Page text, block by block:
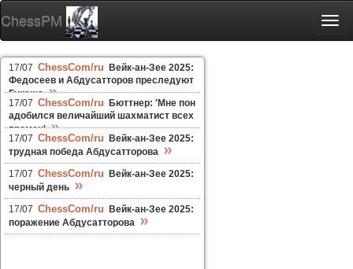
ChessPM
17/07 ChessCom/ru
Вейк-ан-Зее 2025:
Федосеев и Абдусатторов преследуют
Гукеша »
17/07 ChessCom/ru
Бюттнер: 'Мне пон
адобился величайший шахматист всех
времен' »
17/07 ChessCom/ru
Вейк-ан-Зее 2025:
трудная победа Абдусатторова »
17/07 ChessCom/ru
Вейк-ан-Зее 2025:
черный день »
17/07 ChessCom/ru
Вейк-ан-Зее 2025:
поражение Абдусатторова »